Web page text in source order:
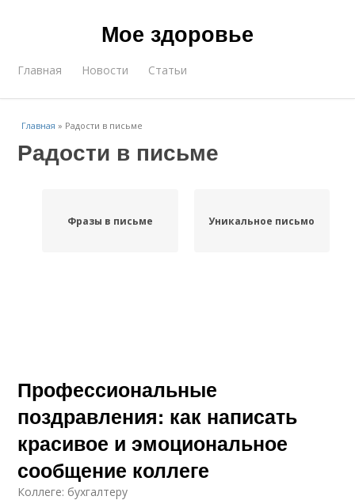
Мое здоровье
Главная Новости Статьи
Главная » Радости в письме
Радости в письме
Фразы в письме Уникальное письмо
Профессиональные
поздравления: как написать
красивое и эмоциональное
сообщение коллеге
Коллеге: бухгалтеру